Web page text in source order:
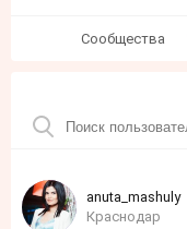
Сообщества
anuta_mashuly
Краснодар